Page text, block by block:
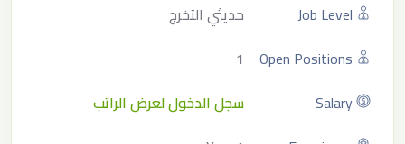
Job Level
حديثي التخرج
Open Positions
1
Salary
سجل الدخول لعرض الراتب